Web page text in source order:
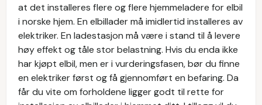
at det installeres flere og flere hjemmeladere for elbil
i norske hjem. En elbillader må imidlertid installeres av
elektriker. En ladestasjon må være i stand til å levere
høy effekt og tåle stor belastning. Hvis du enda ikke
har kjøpt elbil, men er i vurderingsfasen, bør du finne
en elektriker først og få gjennomført en befaring. Da
får du vite om forholdene ligger godt til rette for